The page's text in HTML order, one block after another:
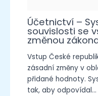
Účetnictví –
souvislosti se
změnou
Vstup České
zásadní změny v
přidané hodnoty.
tak, aby odpovídal…